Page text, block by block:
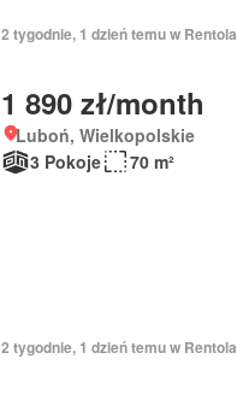
2 tygodnie, 1 dzień temu w Rentola
1 890 zł/month
Luboń, Wielkopolskie
3 Pokoje
70 m²
2 tygodnie, 1 dzień temu w Rentola